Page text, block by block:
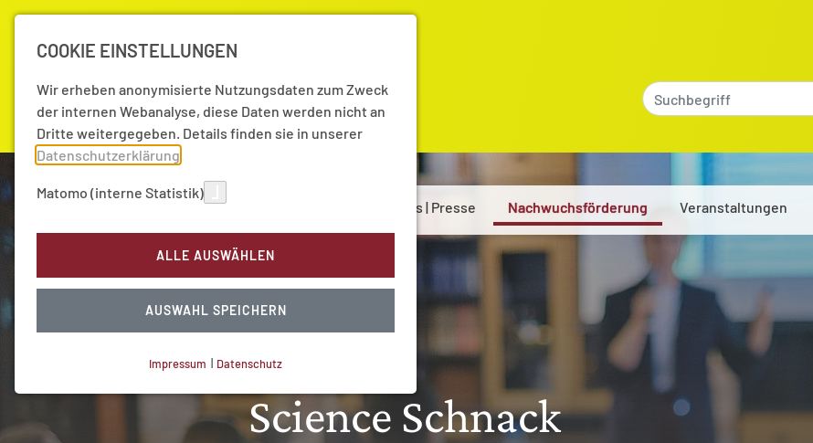
Akademie Aktuelles | Presse Nachwuchsförderung Veranstaltungen
Science Schnack
COOKIE EINSTELLUNGEN
Wir erheben anonymisierte Nutzungsdaten zum Zweck
der internen Webanalyse, diese Daten werden nicht an
Dritte weitergegeben. Details finden sie in unserer
Datenschutzerklärung
Matomo (interne Statistik)
ALLE AUSWÄHLEN
AUSWAHL SPEICHERN
Impressum | Datenschutz